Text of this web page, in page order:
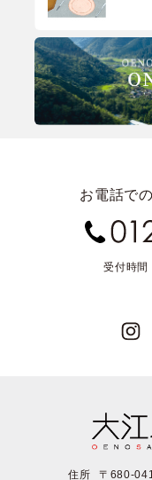
お電話で
受付時
住所 〒680-